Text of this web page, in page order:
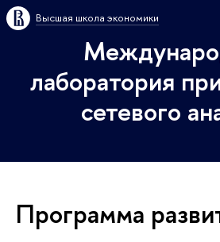
Высшая школа экономики
лаборатория
сетевого
Программа